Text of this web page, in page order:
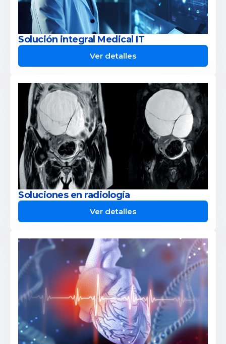
Solución integral Medical IT
Ver detalles
Soluciones en radiología
Ver detalles